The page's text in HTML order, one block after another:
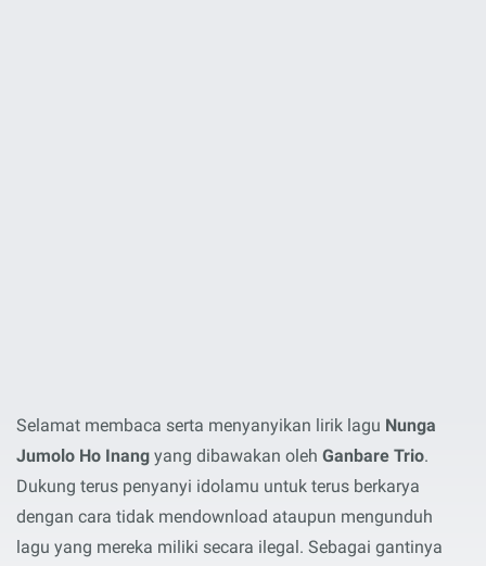
Selamat membaca serta menyanyikan lirik lagu Nunga
Jumolo Ho Inang yang dibawakan oleh Ganbare Trio.
Dukung terus penyanyi idolamu untuk terus berkarya
dengan cara tidak mendownload ataupun mengunduh
lagu yang mereka miliki secara ilegal. Sebagai gantinya